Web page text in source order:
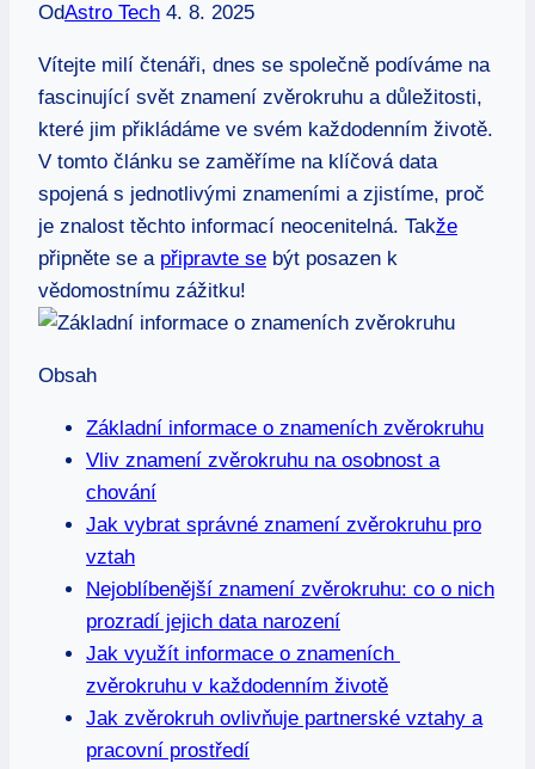
OdAstro Tech 4. 8. 2025
Vítejte milí čtenáři,‌ dnes se společně podíváme ⁤na
fascinující svět‍ znamení zvěrokruhu a důležitosti,
které jim​ přikládáme‍ ve svém⁤ každodenním ‍životě.
V⁤ tomto článku ⁢se ⁤zaměříme na klíčová data
spojená s jednotlivými znameními a zjistíme, proč
je znalost těchto informací‍ neocenitelná. Takže
připněte⁢ se a připravte se být ⁤posazen k
vědomostnímu zážitku!
Obsah
Základní informace o znameních zvěrokruhu
Vliv⁤ znamení zvěrokruhu na‌ osobnost a
‌chování
Jak vybrat správné znamení zvěrokruhu pro
vztah
Nejoblíbenější znamení zvěrokruhu: ⁤co o nich
prozradí jejich data narození
Jak⁢ využít informace ‍o⁣ znameních ​
zvěrokruhu v každodenním životě
Jak zvěrokruh ovlivňuje‍ partnerské ​vztahy a
pracovní ​prostředí